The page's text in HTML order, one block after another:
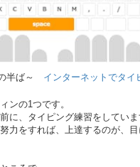
半ば～ インターネットでタイ
ンの1つです。
に、タイピング練習をしていま
力をすれば、上達するのが、